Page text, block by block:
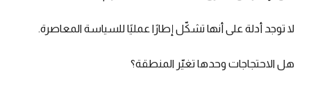
لا توجد أدلة على أنها تشكّل إطارًا عمليًا للسياسة المعاصرة.
هل الاحتجاجات وحدها تغيّر المنطقة؟